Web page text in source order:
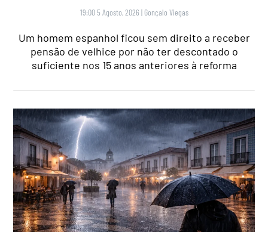
19:00 5 Agosto, 2026 | Gonçalo Viegas
Um homem espanhol ficou sem direito a receber
pensão de velhice por não ter descontado o
suficiente nos 15 anos anteriores à reforma